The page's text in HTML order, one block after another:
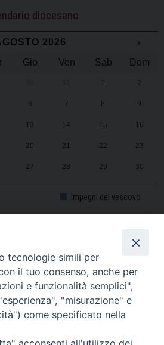
diocesano
2026
›
Gio Ven Sab Dom
1 2
6 7 8 9
13 14 15 16
20 21 22 23
27 28 29 30
3 4 5 6
Impegni del vescovo
PASTORALE 2025-2026
tecnologie simili per
il tuo consenso, anche per
e funzionalità semplici",
"misurazione" e
come specificato nella